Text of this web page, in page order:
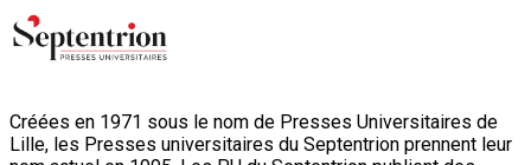
Créées en 1971 sous le nom de Presses Universitaires de
Lille, les Presses universitaires du Septentrion prennent leur